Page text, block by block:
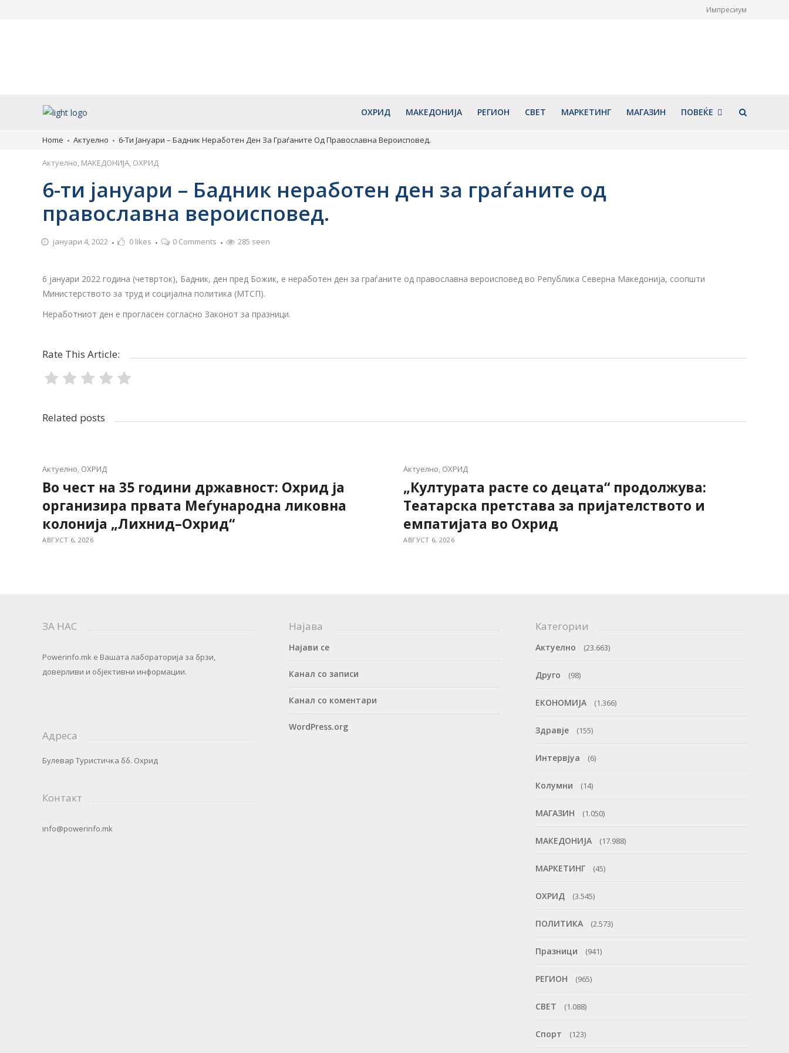
Импресиум
ОХРИД МАКЕДОНИЈА РЕГИОН СВЕТ МАРКЕТИНГ МАГАЗИН ПОВЕЌЕ
Home Актуелно 6-Ти Јануари – Бадник Неработен Ден За Граѓаните Од Православна Вероисповед.
Актуелно, МАКЕДОНИЈА, ОХРИД
6-ти јануари – Бадник неработен ден за граѓаните од
православна вероисповед.
јануари 4, 2022 0 likes 0 Comments 285 seen
6 јануари 2022 година (четврток), Бадник, ден пред Божик, е неработен ден за граѓаните од православна вероисповед во Република Северна Македонија, соопшти
Министерството за труд и социјална политика (МТСП).
Неработниот ден е прогласен согласно Законот за празници.
Rate This Article:
Related posts
Актуелно, ОХРИД
Во чест на 35 години државност: Охрид ја
организира првата Меѓународна ликовна
колонија „Лихнид–Охрид“
АВГУСТ 6, 2026
Актуелно, ОХРИД
„Културата расте со децата“ продолжува:
Театарска претстава за пријателството и
емпатијата во Охрид
АВГУСТ 6, 2026
ЗА НАС
Powerinfo.mk e Вашата лабораторија за брзи,
доверливи и објективни информации.
Адреса
Булевар Туристичка бб. Охрид
Контакт
info@powerinfo.mk
Најава
Најави се
Канал со записи
Канал со коментари
WordPress.org
Категории
Актуелно (23.663)
Друго (98)
ЕКОНОМИЈА (1.366)
Здравје (155)
Интервјуа (6)
Колумни (14)
МАГАЗИН (1.050)
МАКЕДОНИЈА (17.988)
МАРКЕТИНГ (45)
ОХРИД (3.545)
ПОЛИТИКА (2.573)
Празници (941)
РЕГИОН (965)
СВЕТ (1.088)
Спорт (123)